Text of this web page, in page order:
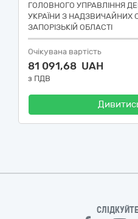
ГОЛОВНОГО УПРАВЛІННЯ
УКРАЇНИ З НАДЗВИЧАЙНИХ
ЗАПОРІЗЬКІЙ ОБЛАСТІ
Очікувана вартість
81 091,68 UAH
з ПДВ